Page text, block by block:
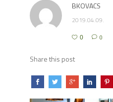
BKOVACS
2019.04.09.
0 0
Share this post